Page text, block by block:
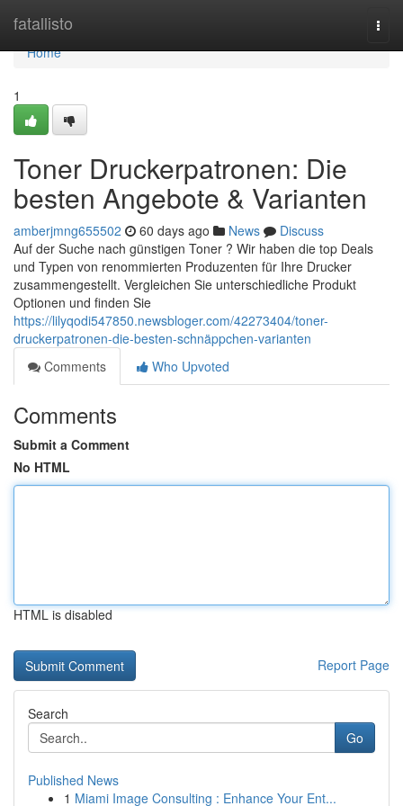
fatallisto
Home
Home
1
Toner Druckerpatronen: Die
besten Angebote & Varianten
amberjmng655502 60 days ago News
Discuss
Auf der Suche nach günstigen Toner ? Wir haben die top Deals
und Typen von renommierten Produzenten für Ihre Drucker
zusammengestellt. Vergleichen Sie unterschiedliche Produkt
Optionen und finden Sie
https://lilyqodi547850.newsbloger.com/42273404/toner-
druckerpatronen-die-besten-schnäppchen-varianten
Comments
Who Upvoted
Comments
Submit a Comment
No HTML
HTML is disabled
Report Page
Search
Go
Published News
1 Miami Image Consulting : Enhance Your Ent...